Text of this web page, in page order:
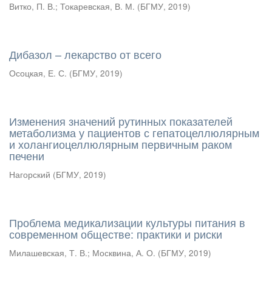
Витко, П. В.; Токаревская, В. М. (БГМУ, 2019)
Дибазол – лекарство от всего
Осоцкая, Е. С. (БГМУ, 2019)
Изменения значений рутинных показателей
метаболизма у пациентов с гепатоцеллюлярным
и холангиоцеллюлярным первичным раком
печени
Нагорский (БГМУ, 2019)
Проблема медикализации культуры питания в
современном обществе: практики и риски
Милашевская, Т. В.; Москвина, А. О. (БГМУ, 2019)